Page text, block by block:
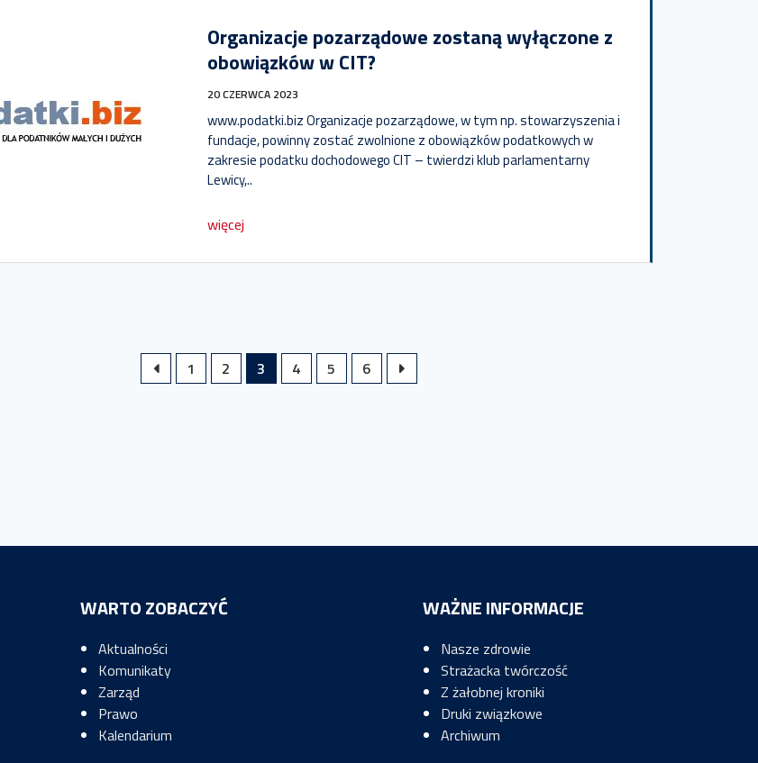
Organizacje pozarządowe zostaną wyłączone z
obowiązków w CIT?
20 CZERWCA 2023
www.podatki.biz Organizacje pozarządowe, w tym np. stowarzyszenia i
fundacje, powinny zostać zwolnione z obowiązków podatkowych w
zakresie podatku dochodowego CIT – twierdzi klub parlamentarny
Lewicy,..
więcej
1 2 3 4 5 6
WARTO ZOBACZYĆ
Aktualności
Komunikaty
Zarząd
Prawo
Kalendarium
WAŻNE INFORMACJE
Nasze zdrowie
Strażacka twórczość
Z żałobnej kroniki
Druki związkowe
Archiwum